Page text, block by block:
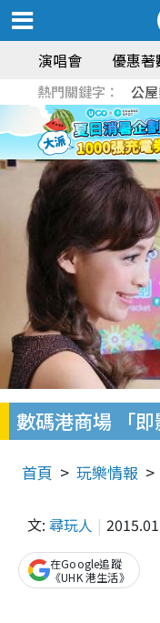
演唱會 優惠著
熱門關鍵字： 公
數碼港商場 「
首頁 玩樂情報
文: 尋玩人
在Google追蹤
《UHK 港生活》